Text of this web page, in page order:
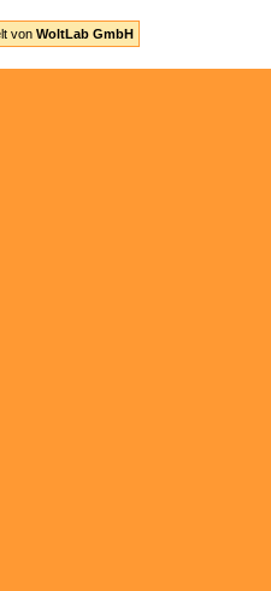
von WoltLab GmbH